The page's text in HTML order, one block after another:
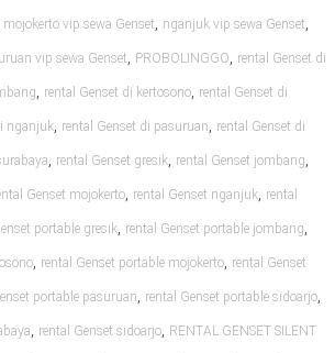
mojokerto vip sewa Genset, nganjuk vip sewa Genset,
vip sewa Genset, PROBOLINGGO, rental Genset di
, rental Genset di kertosono, rental Genset di
nganjuk, rental Genset di pasuruan, rental Genset di
, rental Genset gresik, rental Genset jombang,
Genset mojokerto, rental Genset nganjuk, rental
portable gresik, rental Genset portable jombang,
, rental Genset portable mojokerto, rental Genset
portable pasuruan, rental Genset portable sidoarjo,
, rental Genset sidoarjo, RENTAL GENSET SILENT